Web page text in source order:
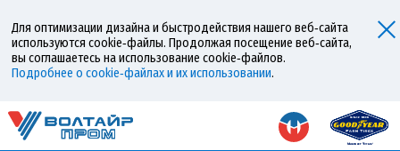
Для оптимизации дизайна и быстродействия нашего веб‑сайта
используются cookie‑файлы. Продолжая посещение веб‑сайта,
вы соглашаетесь на использование cookie‑файлов.
Подробнее о cookie‑файлах и их использовании.